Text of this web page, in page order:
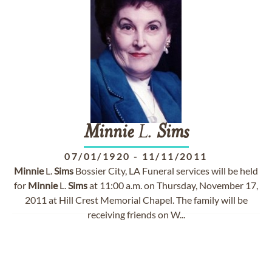
MinnieL. Sims
07/01/1920 - 11/11/2011
MinnieL.Sims Bossier City, LA Funeral services will be held
for MinnieL.Simsat 11:00 a.m. on Thursday, November 17,
2011 at Hill Crest Memorial Chapel. The family will be
receiving friends on W...